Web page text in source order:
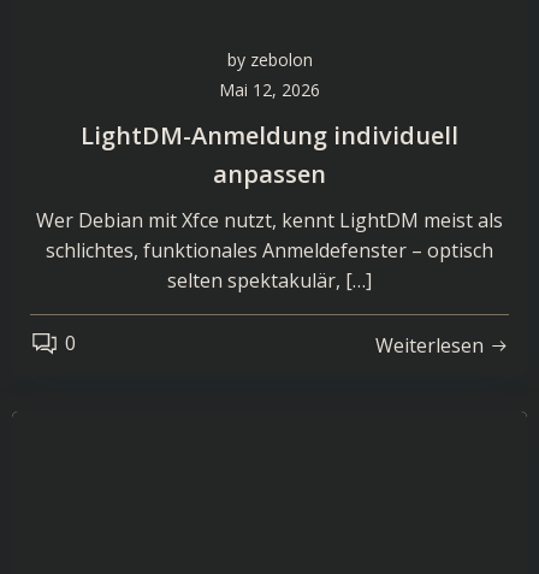
by zebolon
Mai 12, 2026
LightDM-Anmeldung individuell
anpassen
Wer Debian mit Xfce nutzt, kennt LightDM meist als
schlichtes, funktionales Anmeldefenster – optisch
selten spektakulär, […]
0 Weiterlesen